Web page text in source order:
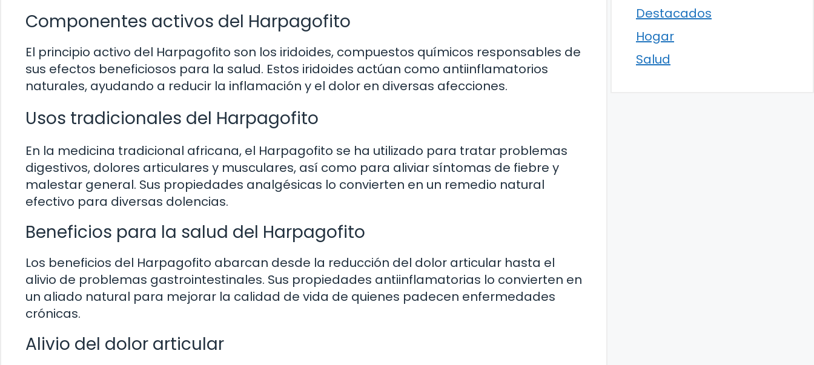
Componentes activos del Harpagofito
El principio activo del Harpagofito son los iridoides, compuestos químicos responsables de
sus efectos beneficiosos para la salud. Estos iridoides actúan como antiinflamatorios
naturales, ayudando a reducir la inflamación y el dolor en diversas afecciones.
Usos tradicionales del Harpagofito
En la medicina tradicional africana, el Harpagofito se ha utilizado para tratar problemas
digestivos, dolores articulares y musculares, así como para aliviar síntomas de fiebre y
malestar general. Sus propiedades analgésicas lo convierten en un remedio natural
efectivo para diversas dolencias.
Beneficios para la salud del Harpagofito
Los beneficios del Harpagofito abarcan desde la reducción del dolor articular hasta el
alivio de problemas gastrointestinales. Sus propiedades antiinflamatorias lo convierten en
un aliado natural para mejorar la calidad de vida de quienes padecen enfermedades
crónicas.
Alivio del dolor articular
Destacados
Hogar
Salud